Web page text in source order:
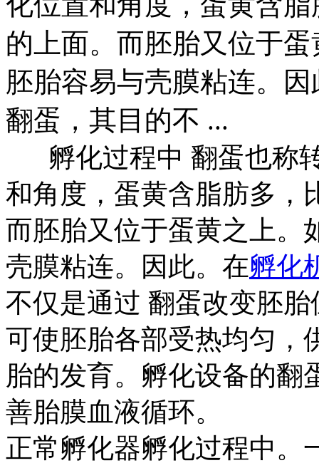
的上面。而胚胎又位于
胚胎容易与壳膜粘连。
翻蛋，其目的不 ...
孵化过程中 翻蛋也称
和角度，蛋黄含脂肪多，
而胚胎又位于蛋黄之上。
壳膜粘连。因此。在孵化
不仅是通过 翻蛋改变胚
可使胚胎各部受热均匀，
胎的发育。孵化设备的翻
善胎膜血液循环。
正常孵化器孵化过程中。